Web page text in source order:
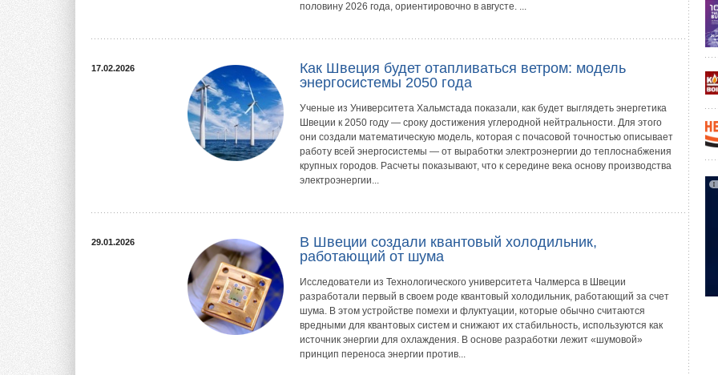
половину 2026 года, ориентировочно в августе. ...
17.02.2026
Как Швеция будет отапливаться ветром: модель
энергосистемы 2050 года
Ученые из Университета Хальмстада показали, как будет выглядеть энергетика
Швеции к 2050 году — сроку достижения углеродной нейтральности. Для этого
они создали математическую модель, которая с почасовой точностью описывает
работу всей энергосистемы — от выработки электроэнергии до теплоснабжения
крупных городов. Расчеты показывают, что к середине века основу производства
электроэнергии...
29.01.2026
В Швеции создали квантовый холодильник,
работающий от шума
Исследователи из Технологического университета Чалмерса в Швеции
разработали первый в своем роде квантовый холодильник, работающий за счет
шума. В этом устройстве помехи и флуктуации, которые обычно считаются
вредными для квантовых систем и снижают их стабильность, используются как
источник энергии для охлаждения. В основе разработки лежит «шумовой»
принцип переноса энергии против...